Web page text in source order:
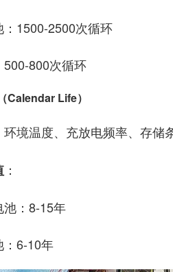
1500-2500次循环
800次循环
Calendar Life）
环境温度、充放电频率、存储
：
：8-15年
6-10年